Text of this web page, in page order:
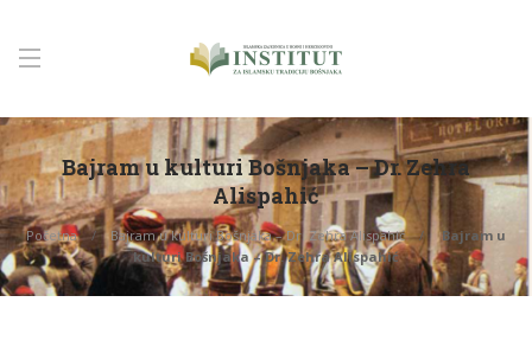
Bajram u kulturi Bošnjaka – Dr. Zehra
Alispahić
Početna Bajram u kulturi Bošnjaka – Dr. Zehra Alispahić
Bajram u
kulturi Bošnjaka – Dr. Zehra Alispahić